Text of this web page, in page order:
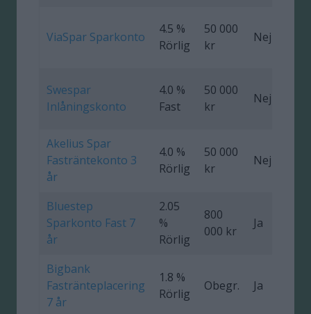
ViaSpar Sparkonto
4.5 %
Rörlig
50 000
kr
Nej
Swespar
Inlåningskonto
4.0 %
Fast
50 000
kr
Nej
Akelius Spar
Fasträntekonto 3
år
4.0 %
Rörlig
50 000
kr
Nej
Bluestep
Sparkonto Fast 7
år
2.05
%
Rörlig
800
000 kr
Ja
Bigbank
Fastränteplacering
7 år
1.8 %
Rörlig
Obegr. Ja